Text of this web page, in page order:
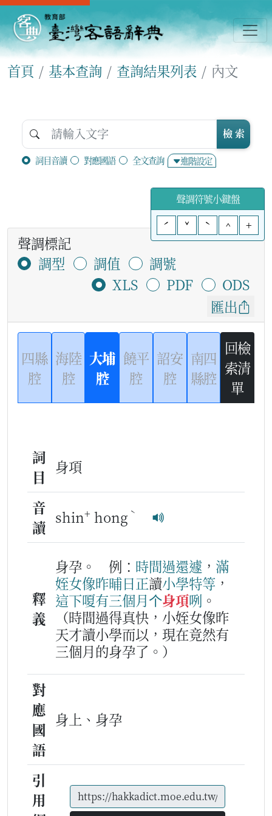
首頁 基本查詢 查詢結果列表 內文
詞目音讀 對應國語 全文查詢 進階設定
檢 索
聲調符號小鍵盤
ˊ
ˇ ˋ ^ +
聲調標記
調型
調值
調號
XLS
PDF
ODS
匯出
四縣
腔
海陸
腔
大埔
腔
饒平
腔
詔安
腔
南四
縣腔
回檢
索清
單
詞
目
身項
音
讀
shin+ hong ˋ
釋
義
身孕。 例： 時間過還遽 ， 滿
姪女像昨晡日正讀小學特等 ，
這下嗄有三個月个身項咧 。
（時間過得真快，小姪女像昨
天才讀小學而以，現在竟然有
三個月的身孕了。）
對
應
國
語
身上、身孕
引
用